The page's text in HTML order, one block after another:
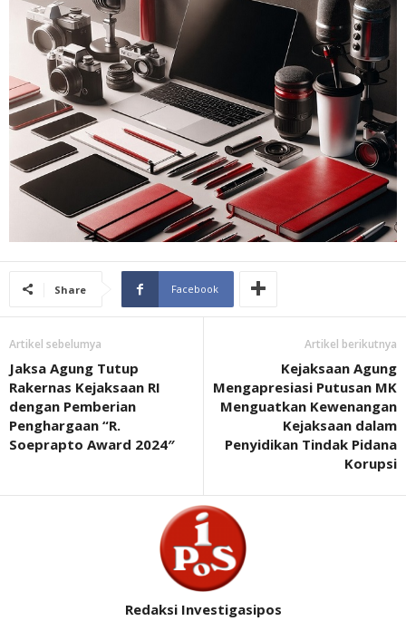
Share Facebook
Artikel sebelumya
Jaksa Agung Tutup
Rakernas Kejaksaan RI
dengan Pemberian
Penghargaan “R.
Soeprapto Award 2024″
Artikel berikutnya
Kejaksaan Agung
Mengapresiasi Putusan MK
Menguatkan Kewenangan
Kejaksaan dalam
Penyidikan Tindak Pidana
Korupsi
Redaksi Investigasipos